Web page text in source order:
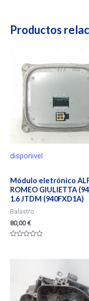
Productos
disponivel
Módulo eletrónico
ROMEO GIULIETTA
1.6 JTDM (940FXD1A)
Balastro
80,00€